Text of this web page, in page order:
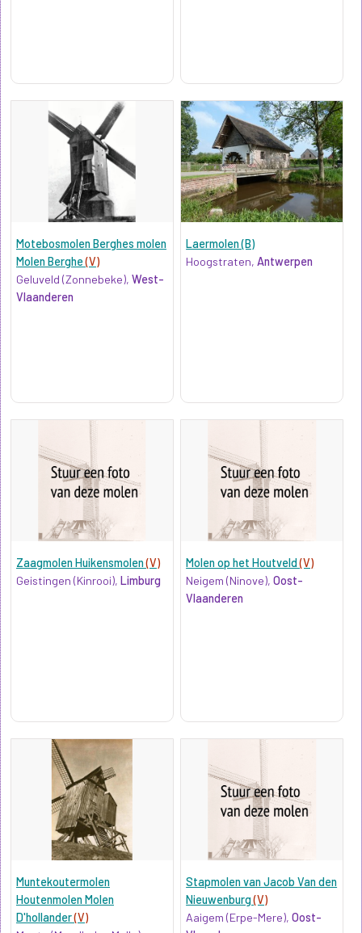
Motebosmolen Berghes molen
Molen Berghe(V)
Geluveld (Zonnebeke), West-
Vlaanderen
Laermolen (B)
Hoogstraten,Antwerpen
Zaagmolen Huikensmolen(V)
Geistingen (Kinrooi), Limburg
Molen op het Houtveld(V)
Neigem (Ninove),Oost-
Vlaanderen
Muntekoutermolen
Houtenmolen Molen
D'hollander(V)
Stapmolen van Jacob Van den
Nieuwenburg(V)
Aaigem (Erpe-Mere),Oost-